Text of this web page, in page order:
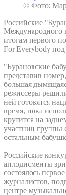
© Фото:
Российские
Международного
итогам первого
For Everybody
"Бурановские
представив
большая
режиссеры
ней готовятся
время, пока
крутится на
участниц группы
остальным
Российские
аплодисменты
состоялось
журналистов,
центре